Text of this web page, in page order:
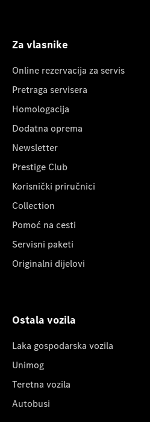
Za vlasnike
Online rezervacija za servis
Pretraga servisera
Homologacija
Dodatna oprema
Newsletter
Prestige Club
Korisnički priručnici
Collection
Pomoć na cesti
Servisni paketi
Originalni dijelovi
Ostala vozila
Laka gospodarska vozila
Unimog
Teretna vozila
Autobusi